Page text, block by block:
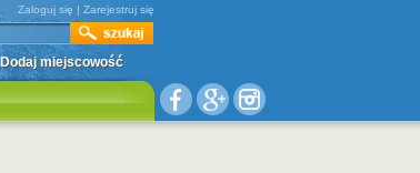
Zaloguj się | Zarejestruj się
Dodaj miejscowość